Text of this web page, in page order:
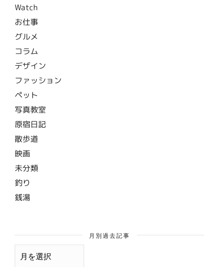
Watch
お仕事
グルメ
コラム
デザイン
ファッション
ペット
写真教室
原宿日記
散歩道
映画
未分類
釣り
銭湯
月別過去記事
月